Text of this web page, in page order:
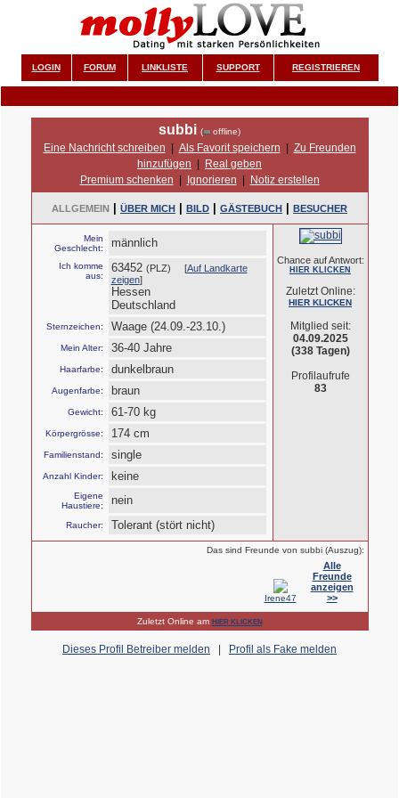
LOGIN FORUM LINKLISTE SUPPORT REGISTRIEREN
subbi ( offline)
Eine Nachricht schreiben Als Favorit speichern
Zu Freunden
hinzufügen
Real geben
Premium schenken
Ignorieren Notiz erstellen
ALLGEMEIN ÜBER MICH BILD GÄSTEBUCH BESUCHER
Mein
Geschlecht:
männlich
Ich komme
aus:
63452 (PLZ) [Auf Landkarte
zeigen]
Hessen
Deutschland
Sternzeichen: Waage (24.09.-23.10.)
Mein Alter: 36-40 Jahre
Haarfarbe: dunkelbraun
Augenfarbe: braun
Gewicht: 61-70 kg
Körpergrösse: 174 cm
Familienstand: single
Anzahl Kinder: keine
Eigene
Haustiere:
nein
Raucher: Tolerant (stört nicht)
Chance auf Antwort:
HIER KLICKEN
Zuletzt Online:
HIER KLICKEN
Mitglied seit:
04.09.2025
(338 Tagen)
Profilaufrufe
83
Das sind Freunde von subbi (Auszug):
Irene47
Alle
Freunde
anzeigen
>>
Zuletzt Online am HIER KLICKEN
Dieses Profil Betreiber melden Profil als Fake melden